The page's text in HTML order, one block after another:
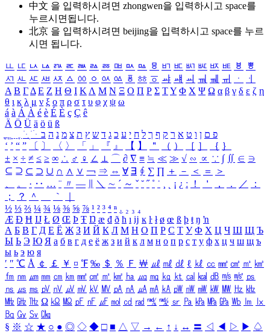
中文 을 입력하시려면 zhongwen을 입력하시고 space를
누르시면됩니다.
北京 을 입력하시려면 beijing을 입력하시고 space를 누르
시면 됩니다.
ㅥ ㅦ ㅧ ㅨ ㅩ ㅪ ㅫ ㅬ ㅭ ㅮ ㅯ ㅰ ㅱ ㅲ ㅳ ㅴ ㅵ ㅶ ㅷ ㅸ
ㅹ
ㅺ ㅻ ㅼ ㅽ ㅾ ㅿ ㆀ ㆁ ㆂ ㆃ ㆄ ㆅ ㆆ ㆇ ㆈ ㆉ ㆊ ㆋ ㆌ ㆍ
ㆎ
Α Β ΓΔ Ε Ζ Η Θ Ι ΚΛ Μ Ν Ξ Ο Π Ρ Σ ΤΥ Φ Χ Ψ Ω α β γ δ ε ζ η
θ ι κ λ μ ν ξ ο π ρ σ τ υ φ χ ψ ω
á à Á À é è É È ç Ç ê
Ä Ö Ü ä ö ü ß
ִֶֹ ֻּ ׁׂ פ ם ן ו ט א ר ק ף ך ל ח י ע כ ג ד ש ץ ת צ מ נ ה ב
‘ ’ “ ” 〔 〕 〈 〉 「 」 『 』 【 】 ＂ （ ） ［ ］ ｛ ｝
± × ÷ ≠ ≤ ≥ ∞ ∴ ♂ ♀ ∠ ⊥ ⌒ ∂ ∇ ≡ ≒ ≪ ≫ √ ∽ ∝ ∵ ∫ ∬ ∈ ∋
⊆ ⊇ ⊂ ⊃ ∪ ∩ ∧ ∨ ￢ ⇒ ⇔ ∀ ∃ ∮ ∑ ∏ ＋ － ＜ ＝
＞
、
。 · ‥ … ¨ 〃 ― ＼ ∼ ´ ～ ˇ ˘ ˝ ˚ ˙ ¸ ¡ ¿ ː ！ ＇ ， ． ／
：
；
？ ＾ ｀
½ ⅓ ⅔ ¼ ¾ ⅛ ⅜ ⅝ ⅞ ¹ ² ³ ⁴ ⁿ ₁ ₂ ₃ ₄
Æ Ð Ħ Ĳ Ł Ø Œ Þ Ŧ Ŋ æ đ ð ħ ı ĳ ĸ ŀ ł ø œ ß þ ŧ ŋ ŉ
А Б В Г Д Е Ё Ж З И Й К Л М Н О П Р С Т У Ф Х Ц Ч Ш Щ Ъ
Ы Ь Э Ю Я а б в г д е ё ж з и й к л м н о п р с т у ф х ц ч ш щ ъ
ы ь э ю я
′ ″ ℃ Å ￠ ￡ ￥ ¤ ℉ ‰ ＄ ％ Ｆ ￦ ㎕ ㎖ ㎗ ℓ ㎘ ㏄ ㎣ ㎤ ㎥ ㎦
㎙ ㎚ ㎛ ㎜ ㎝ ㎞ ㎟ ㎠ ㎡ ㎢ ㏊ ㎍ ㎎ ㎏ ㏏ ㎈ ㎉ ㏈ ㎧ ㎨ ㎰
㎱ ㎲ ㎳ ㎴ ㎵ ㎶ ㎷ ㎸ ㎹ ㎀ ㎁ ㎂ ㎃ ㎄ ㎺ ㎻ ㎽ ㎾ ㎿ ㎐ ㎑
㎒ ㎓ ㎔ Ω ㏀ ㏁ ㎊ ㎋ ㎌ ㏖ ㏅ ㎭ ㎮ ㎯ ㏛ ㎩ ㎪ ㎫ ㎬ ㏝ ㏐
㏓
㏃ ㏉ ㏜ ㏆
§ ※ ☆ ★ ○ ● ◎ ◇ ◆ □ ■ △ ▽ → ← ↑ ↓ ↔ 〓 ◁ ◀ ▷ ▶ ♤